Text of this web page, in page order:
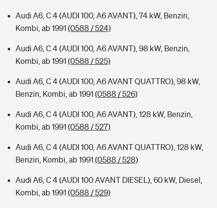
Audi A6, C 4 (AUDI 100, A6 AVANT), 74 kW, Benzin,
Kombi, ab 1991 (0588 / 524)
Audi A6, C 4 (AUDI 100, A6 AVANT), 98 kW, Benzin,
Kombi, ab 1991 (0588 / 525)
Audi A6, C 4 (AUDI 100, A6 AVANT QUATTRO), 98 kW,
Benzin, Kombi, ab 1991 (0588 / 526)
Audi A6, C 4 (AUDI 100, A6 AVANT), 128 kW, Benzin,
Kombi, ab 1991 (0588 / 527)
Audi A6, C 4 (AUDI 100, A6 AVANT QUATTRO), 128 kW,
Benzin, Kombi, ab 1991 (0588 / 528)
Audi A6, C 4 (AUDI 100 AVANT DIESEL), 60 kW, Diesel,
Kombi, ab 1991 (0588 / 529)